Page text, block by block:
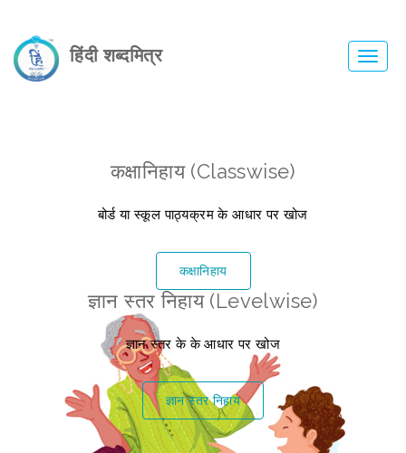
हिंदी शब्दमित्र
कक्षानिहाय (Classwise)
बोर्ड या स्कूल पाठ्यक्रम के आधार पर खोज
कक्षानिहाय
ज्ञान स्तर निहाय (Levelwise)
ज्ञान स्तर के के आधार पर खोज
ज्ञान स्तर निहाय